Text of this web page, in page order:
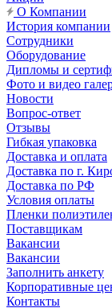
О Компании
История компании
Сотрудники
Оборудование
Дипломы и
Фото и видео
Новости
Вопрос-ответ
Отзывы
Гибкая упаковка
Доставка и оплата
Доставка по г.
Доставка по РФ
Условия оплаты
Пленки
Поставщикам
Вакансии
Вакансии
Заполнить анкету
Корпоративные
Контакты